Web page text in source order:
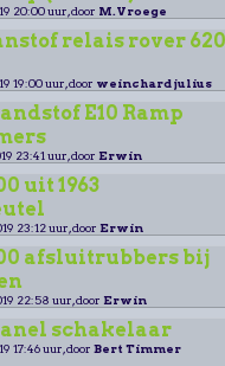
20:00 uur, door M.Vroege
relais rover 620
19:00 uur, door weinchard julius
E10 Ramp
23:41 uur, door Erwin
uit 1963
23:12 uur, door Erwin
afsluitrubbers bij
22:58 uur, door Erwin
schakelaar
17:46 uur, door Bert Timmer